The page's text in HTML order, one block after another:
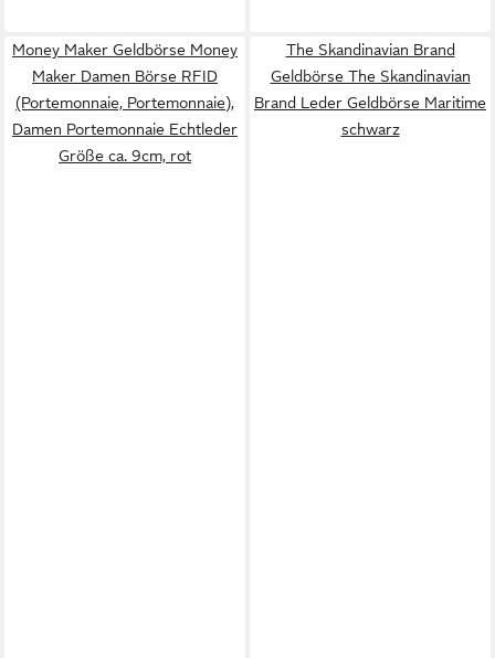
Money Maker Geldbörse Money
Maker Damen Börse RFID
(Portemonnaie, Portemonnaie),
Damen Portemonnaie Echtleder
Größe ca. 9cm, rot
The Skandinavian Brand
Geldbörse The Skandinavian
Brand Leder Geldbörse Maritime
schwarz